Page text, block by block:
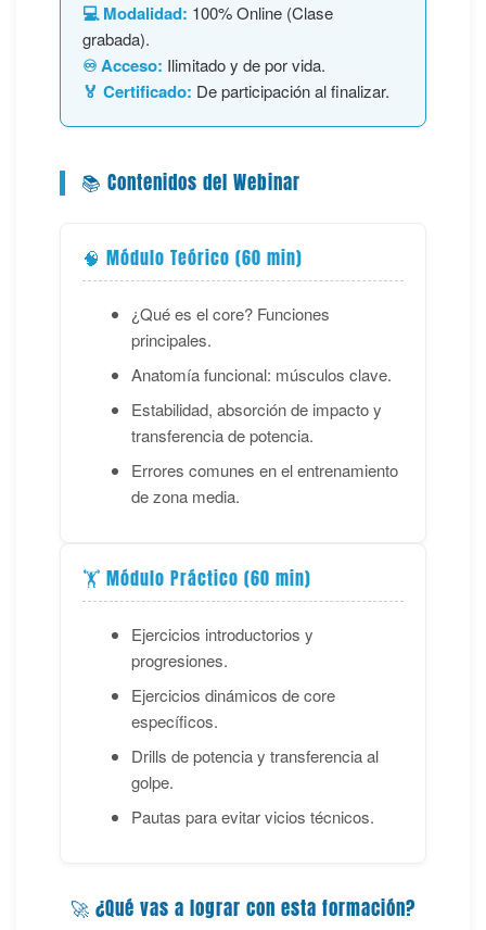
💻 Modalidad: 100% Online (Clase
grabada).
♾️ Acceso: Ilimitado y de por vida.
🏅 Certificado: De participación al finalizar.
📚 Contenidos del Webinar
🧠 Módulo Teórico (60 min)
¿Qué es el core? Funciones
principales.
Anatomía funcional: músculos clave.
Estabilidad, absorción de impacto y
transferencia de potencia.
Errores comunes en el entrenamiento
de zona media.
🏋️ Módulo Práctico (60 min)
Ejercicios introductorios y
progresiones.
Ejercicios dinámicos de core
específicos.
Drills de potencia y transferencia al
golpe.
Pautas para evitar vicios técnicos.
🚀 ¿Qué vas a lograr con esta formación?